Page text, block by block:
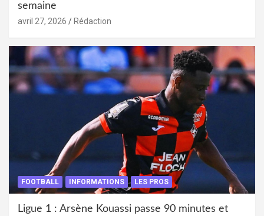
semaine
avril 27, 2026 Rédaction
FOOTBALL INFORMATIONS LES PROS
Ligue 1 : Arsène Kouassi passe 90 minutes et